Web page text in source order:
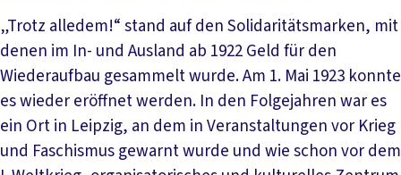
„Trotz alledem!“ stand auf den Solidaritätsmarken, mit
denen im In- und Ausland ab 1922 Geld für den
Wiederaufbau gesammelt wurde. Am 1. Mai 1923 konnte
es wieder eröffnet werden. In den Folgejahren war es
ein Ort in Leipzig, an dem in Veranstaltungen vor Krieg
und Faschismus gewarnt wurde und wie schon vor dem